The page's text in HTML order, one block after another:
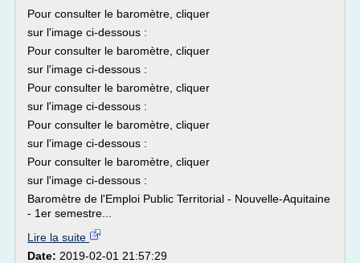
Pour consulter le baromètre, cliquer
sur l'image ci-dessous :
Pour consulter le baromètre, cliquer
sur l'image ci-dessous :
Pour consulter le baromètre, cliquer
sur l'image ci-dessous :
Pour consulter le baromètre, cliquer
sur l'image ci-dessous :
Pour consulter le baromètre, cliquer
sur l'image ci-dessous :
Baromètre de l'Emploi Public Territorial - Nouvelle-Aquitaine
- 1er semestre...
Lire la suite
Date: 2019-02-01 21:57:29